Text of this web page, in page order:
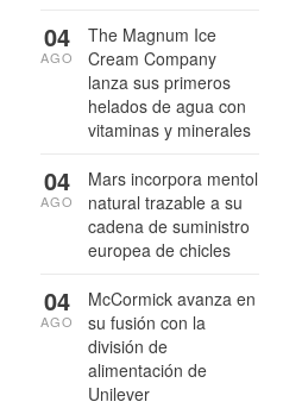
The Magnum Ice
Cream Company
lanza sus primeros
helados de agua con
vitaminas y minerales
04
AGO
Mars incorpora mentol
natural trazable a su
cadena de suministro
europea de chicles
04
AGO
McCormick avanza en
su fusión con la
división de
alimentación de
Unilever
04
AGO